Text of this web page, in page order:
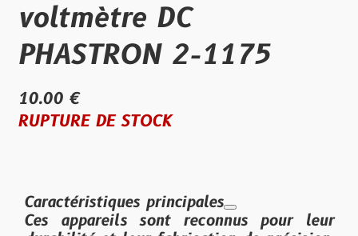
voltmètre DC
PHASTRON 2-1175
10.00 €
RUPTURE DE STOCK
Caractéristiques principales
Ces appareils sont reconnus pour leur